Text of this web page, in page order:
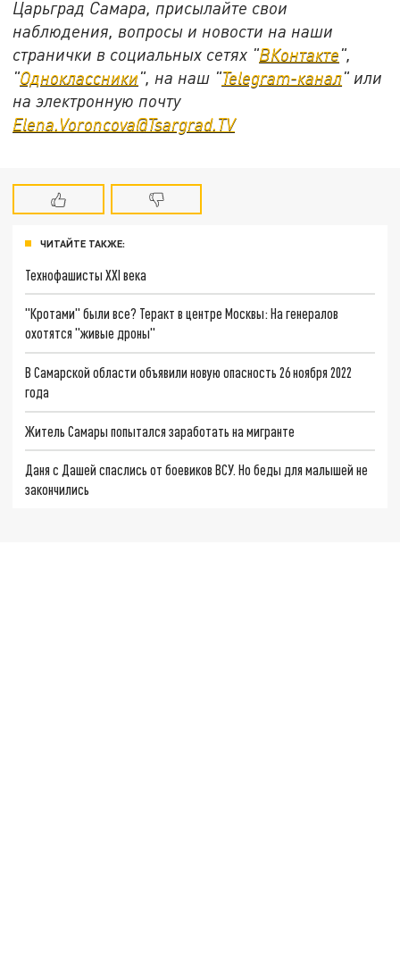
Царьград Самара, присылайте свои
наблюдения, вопросы и новости на наши
странички в социальных сетях "ВКонтакте",
"Одноклассники", на наш "Telegram-канал" или
на электронную почту
Elena.Voroncova@Tsargrad.TV
ЧИТАЙТЕ ТАКЖЕ:
Технофашисты XXI века
"Кротами" были все? Теракт в центре Москвы: На генералов
охотятся "живые дроны"
В Самарской области объявили новую опасность 26 ноября 2022
года
Житель Самары попытался заработать на мигранте
Даня с Дашей спаслись от боевиков ВСУ. Но беды для малышей не
закончились